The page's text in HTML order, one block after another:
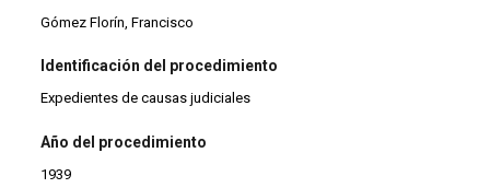
Gómez Florín, Francisco
Identificación del procedimiento
Expedientes de causas judiciales
Año del procedimiento
1939